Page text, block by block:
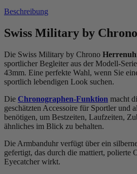
Beschreibung
Swiss Military by
Die Swiss Military by Chrono
sportlicher Begleiter aus der Modell-
43mm. Eine perfekte Wahl, wenn Sie
sportlich lebendigen Look suchen.
Die Chronographen-Funktion macht
geschätzten Accessoire für Sportler und
benötigen, um Bestzeiten, Laufzeiten,
ähnliches im Blick zu behalten.
Die Armbanduhr verfügt über ein
gefertigt, das durch die mattiert, polierte
Eyecatcher wirkt.